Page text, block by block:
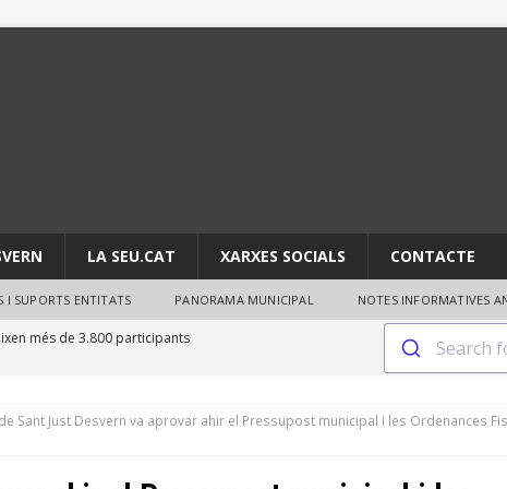
LA SEU.CAT XARXES SOCIALS CONTACTE
I SUPORTS ENTITATS PANORAMA MUNICIPAL NOTES INFORMATIVES
més de 3.800 participants
d’estiu
de Sant Just Desvern va aprovar ahir el Pressupost municipal i les Ordenances